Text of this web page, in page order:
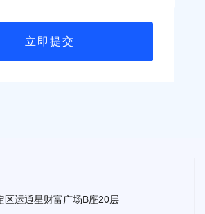
区运通星财富广场B座20层